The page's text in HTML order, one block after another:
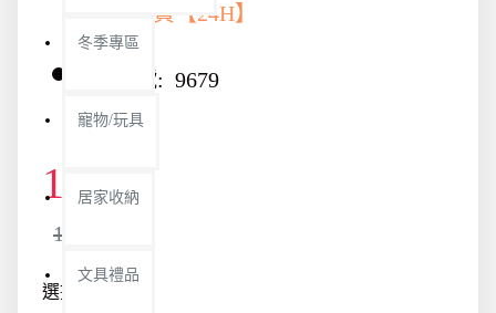
冬季專區
寵物/玩具
居家收納
文具禮品
快速出貨【24H】
貨號: 9679
105元
110元
選擇款示